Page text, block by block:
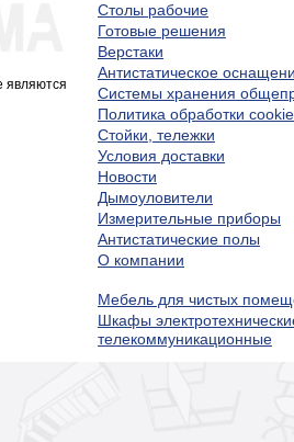
являются
Столы рабочие
Готовые решения
Верстаки
Антистатическое
Системы хранения
Политика обработки cookie
Стойки, тележки
Условия доставки
Новости
Дымоуловители
Измерительные приборы
Антистатические полы
О компании
Мебель для чистых
Шкафы
телекоммуникационные